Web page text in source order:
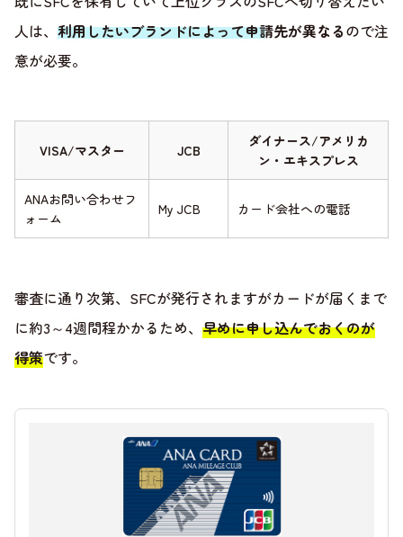
人は、 利用したいブランドによって申請先が異なるので注
意が必要。
VISA/マスター JCB
ダイナース/アメリカ
ン・エキスプレス
ANAお問い合わせフ
ォーム
My JCB カード会社への電話
審査に通り次第、SFCが発行されますがカードが届くまで
に約3～4週間程かかるため、 早めに申し込んでおくのが
得策です。